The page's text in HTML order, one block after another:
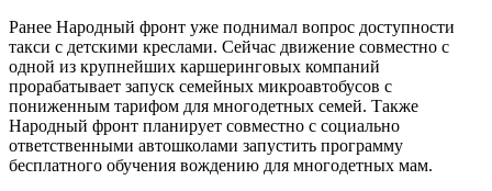
Ранее Народный фронт уже поднимал вопрос доступности
такси с детскими креслами. Сейчас движение совместно с
одной из крупнейших каршеринговых компаний
прорабатывает запуск семейных микроавтобусов с
пониженным тарифом для многодетных семей. Также
Народный фронт планирует совместно с социально
ответственными автошколами запустить программу
бесплатного обучения вождению для многодетных мам.